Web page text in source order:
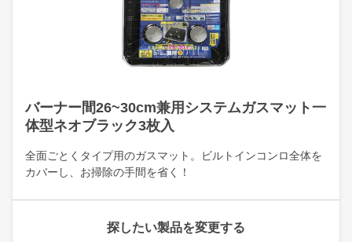
バーナー間26~30cm兼用システムガスマット一
体型ネオブラック3枚入
全面ごとくタイプ用のガスマット。ビルトインコンロ全体を
カバーし、お掃除の手間を省く！
探したい製品を変更する